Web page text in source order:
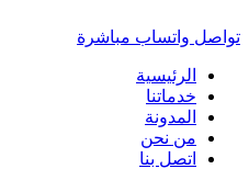
تواصل واتساب مباشرة
الرئيسية
خدماتنا
المدونة
من نحن
اتصل بنا